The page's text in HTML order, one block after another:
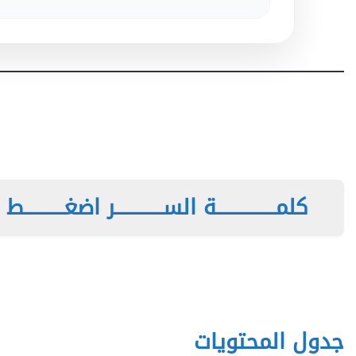
كلمـــــــــــــــة الســــــــــــر اضغــــــــــط
جدول المحتويات